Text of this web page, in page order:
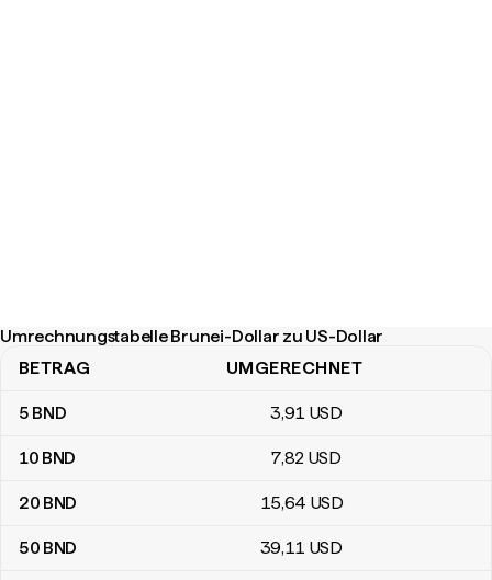
Umrechnungstabelle Brunei-Dollar zu US-Dollar
Umrechnungstabelle Brunei-Dollar zu US-Dollar
BETRAG UMGERECHNET
5 BND 3,91 USD
10 BND 7,82 USD
20 BND 15,64 USD
50 BND 39,11 USD